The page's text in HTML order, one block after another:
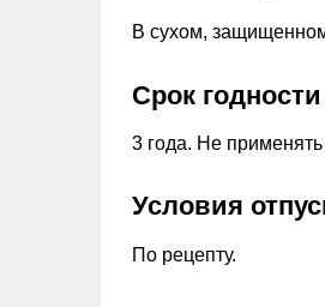
В сухом,
Срок годности
3 года. Не применять
Условия
По рецепту.